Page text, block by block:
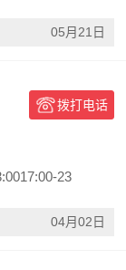
05月21日
拨打电话
23
04月02日